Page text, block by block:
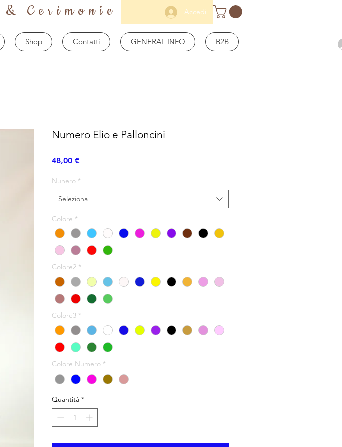
Cerimonie Accedi
Shop Contatti GENERAL INFO B2B
Numero Elio e Palloncini
48,00 €Prezzo
Nunero *
Seleziona
Colore *
Colore2 *
Colore3 *
Colore Numero *
Quantità *